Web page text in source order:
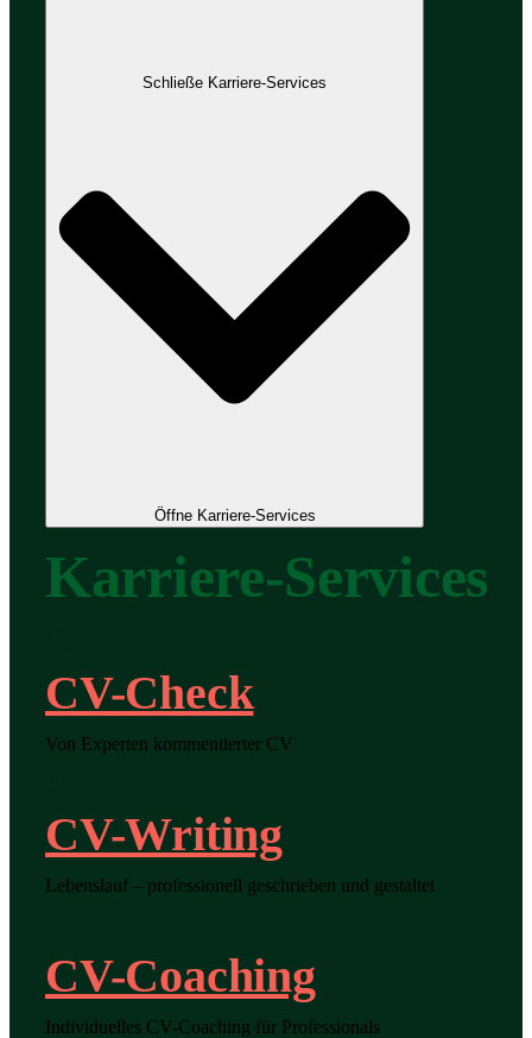
Schließe Karriere-Services
Öffne Karriere-Services
Karriere-Services
CV-Check
Von Experten kommentierter CV
CV-Writing
Lebenslauf – professionell geschrieben und gestaltet
CV-Coaching
Individuelles CV-Coaching für Professionals